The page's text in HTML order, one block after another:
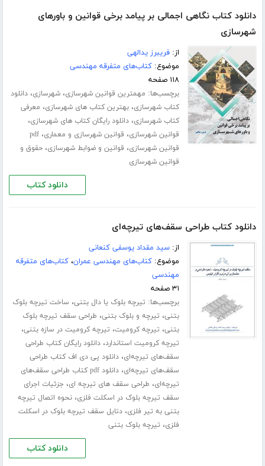
دانلود کتاب نگاهی اجمالی بر پیامد برخی قوانین و باورهای
شهرسازی
از:فریبرز یدالهی
موضوع:کتاب‌های متفرقه مهندسی
۱۱۸ صفحه
برچسب‌ها: مهمترین قوانین شهرسازی،شهرسازی،دانلود
کتاب شهرسازی،بهترین کتاب های شهرسازی، معرفی
کتاب شهرسازی،دانلود رایگان کتاب های شهرسازی،
قوانین شهرسازی، قوانین شهرسازی و معماری،pdf
قوانین شهرسازی، قوانین و ضوابط شهرسازی،حقوق و
قوانین شهرسازی
دانلود کتاب
دانلود کتاب طراحی سقف‌های تیرچه‌ای
از:سید مقداد یوسفی کنعانی
موضوع:کتاب‌های مهندسی عمران،کتاب‌های متفرقه
مهندسی
۳۱ صفحه
برچسب‌ها: تیرچه بلوک یا دال بتنی، ساخت تیرچه بلوک
بتنی، تیرچه و بلوک بتنی، طراحی سقف تیرچه بلوک
بتنی، تیرچه کرومیت، تیرچه کرومیت در سازه بتنی،
تیرچه کرومیت استاندارد،دانلود رایگان کتاب طراحی
سقف‌های تیرچه‌ای،دانلود پی دی اف کتاب طراحی
سقف‌های تیرچه‌ای،
دانلود pdf کتاب طراحی سقف‌های
تیرچه‌ای، طراحی سقف های تیرچه ای، جزئیات اجرای
سقف تیرچه بلوک در اسکلت فلزی،نحوه اتصال تیرچه
بتنی به تیر فلزی،دتایل سقف تیرچه بلوک در اسکلت
فلزی، تیرچه بلوک بتنی
دانلود کتاب